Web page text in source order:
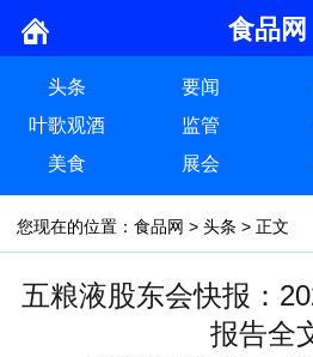
食品网
头条 要闻
叶歌观酒
监管
美食
展会
您现在的位置： 食品网 > 头条 > 正文
五粮液股东会快报：
报告全